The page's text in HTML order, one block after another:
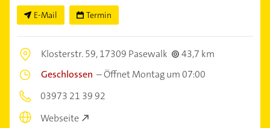
E-Mail Termin
Klosterstr. 59,17309 Pasewalk
43,7 km
Geschlossen –Öffnet Montag um 07:00
03973 21 39 92
Webseite